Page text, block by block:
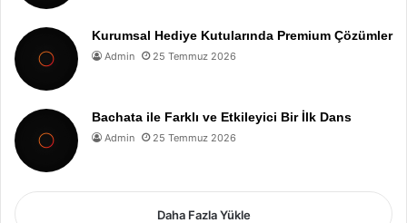
Kurumsal Hediye Kutularında Premium Çözümler
Admin 25 Temmuz 2026
Bachata ile Farklı ve Etkileyici Bir İlk Dans
Admin 25 Temmuz 2026
Daha Fazla Yükle